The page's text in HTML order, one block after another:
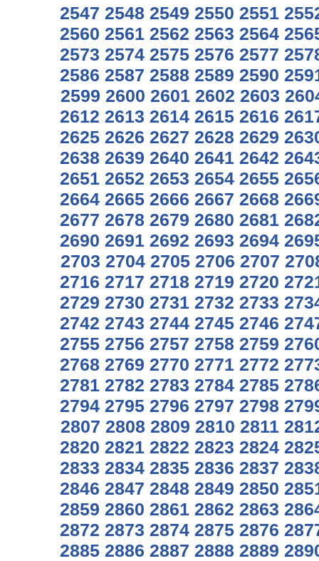
2547 2548 2549 2550 2551
2560 2561 2562 2563 2564
2573 2574 2575 2576 2577
2586 2587 2588 2589 2590
2599 2600 2601 2602 2603
2612 2613 2614 2615 2616
2625 2626 2627 2628 2629
2638 2639 2640 2641 2642
2651 2652 2653 2654 2655
2664 2665 2666 2667 2668
2677 2678 2679 2680 2681
2690 2691 2692 2693 2694
2703 2704 2705 2706 2707
2716 2717 2718 2719 2720
2729 2730 2731 2732 2733
2742 2743 2744 2745 2746
2755 2756 2757 2758 2759
2768 2769 2770 2771 2772
2781 2782 2783 2784 2785
2794 2795 2796 2797 2798
2807 2808 2809 2810 2811
2820 2821 2822 2823 2824
2833 2834 2835 2836 2837
2846 2847 2848 2849 2850
2859 2860 2861 2862 2863
2872 2873 2874 2875 2876
2885 2886 2887 2888 2889